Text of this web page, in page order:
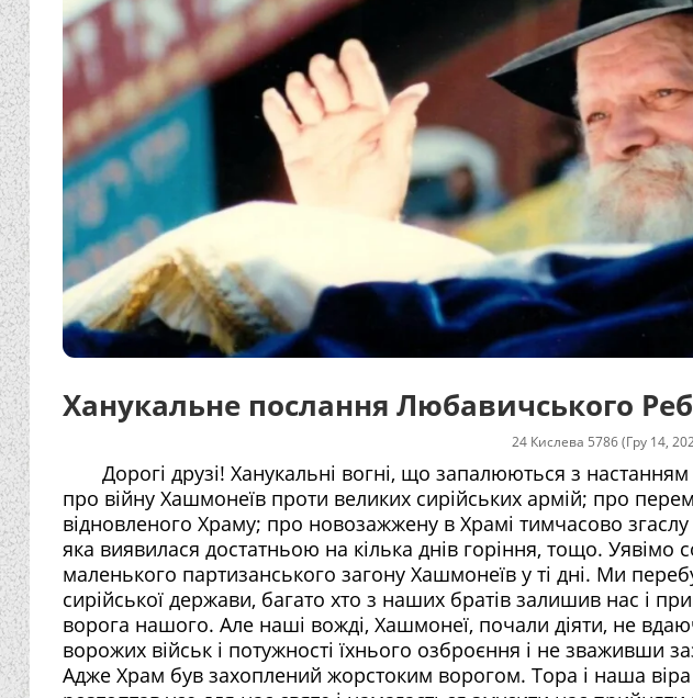
Ханукальне послання Любавичського
24 Кислева 5786 (Гру 14,
Дорогі друзі! Ханукальні вогні, що запалюються з
про війну Хашмонеїв проти великих сирійських армій; про
відновленого Храму; про новозажжену в Храмі тимчасово згаслу
яка виявилася достатньою на кілька днів горіння, тощо. Уявімо
маленького партизанського загону Хашмонеїв у ті дні. Ми
сирійської держави, багато хто з наших братів залишив нас і
ворога нашого. Але наші вожді, Хашмонеї, почали діяти, не
ворожих військ і потужності їхнього озброєння і не зваживши
Адже Храм був захоплений жорстоким ворогом. Тора і наша віра